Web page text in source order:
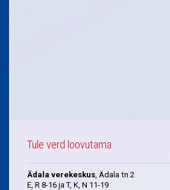
Tule verd loovutama
Ädala verekeskus , Ädala tn 2
E, R 8-16 ja T, K, N 11-19